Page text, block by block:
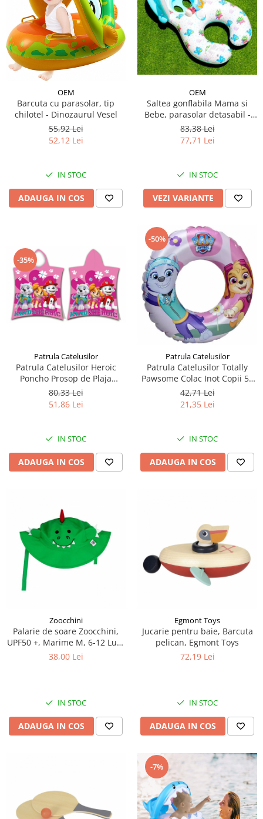
OEM
Barcuta cu parasolar, tip
chilotel - Dinozaurul Vesel
55,92 Lei
52,12 Lei
IN STOC
ADAUGA IN COS
OEM
Saltea gonflabila Mama si
Bebe, parasolar detasabil -
modele diferite
83,38 Lei
77,71 Lei
IN STOC
VEZI VARIANTE
-35%
Patrula Catelusilor
Patrula Catelusilor Heroic
Poncho Prosop de Plaja
50x115cm
80,33 Lei
51,86 Lei
IN STOC
ADAUGA IN COS
-50%
Patrula Catelusilor
Patrula Catelusilor Totally
Pawsome Colac Inot Copii 51
cm
42,71 Lei
21,35 Lei
IN STOC
ADAUGA IN COS
Zoocchini
Palarie de soare Zoocchini,
UPF50 +, Marime M, 6-12 Luni
- Dino
38,00 Lei
IN STOC
ADAUGA IN COS
Egmont Toys
Jucarie pentru baie, Barcuta
pelican, Egmont Toys
72,19 Lei
IN STOC
ADAUGA IN COS
-7%